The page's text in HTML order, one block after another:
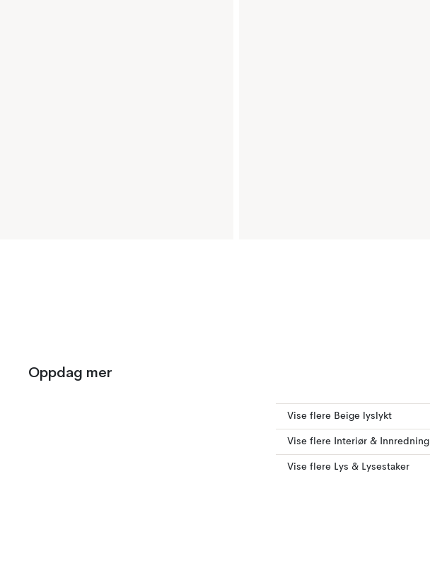
Oppdag mer
Vise flere Beige lyslykt
Vise flere Interiør & Innredning
Vise flere Lys & Lysestaker